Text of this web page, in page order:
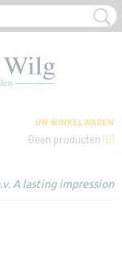
UW WINKELWAGEN
Geen producten (0)
A lasting impression